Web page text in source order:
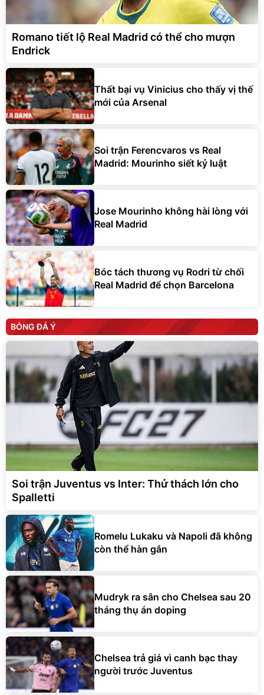
Romano tiết lộ Real Madrid có thể cho mượn
Endrick
Thất bại vụ Vinicius cho thấy vị thế
mới của Arsenal
Soi trận Ferencvaros vs Real
Madrid: Mourinho siết kỷ luật
Jose Mourinho không hài lòng với
Real Madrid
Bóc tách thương vụ Rodri từ chối
Real Madrid để chọn Barcelona
BÓNG ĐÁ Ý
Soi trận Juventus vs Inter: Thử thách lớn cho
Spalletti
Romelu Lukaku và Napoli đã không
còn thể hàn gắn
Mudryk ra sân cho Chelsea sau 20
tháng thụ án doping
Chelsea trả giá vì canh bạc thay
người trước Juventus